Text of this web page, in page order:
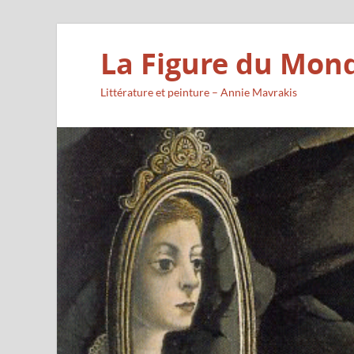
La Figure du
Littérature et peinture – Annie Mavrakis